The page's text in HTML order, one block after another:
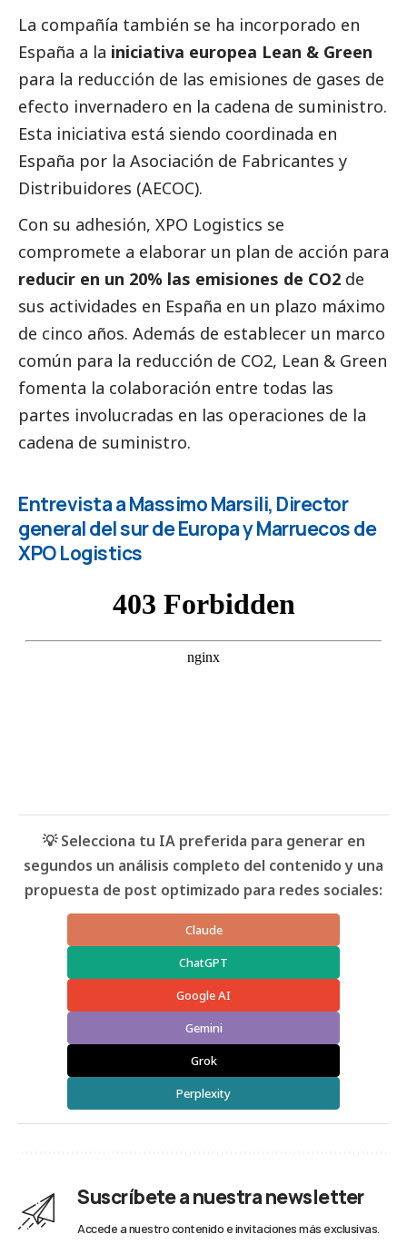
La compañía también se ha incorporado en
España a la iniciativa europea Lean & Green
para la reducción de las emisiones de gases de
efecto invernadero en la cadena de suministro.
Esta iniciativa está siendo coordinada en
España por la Asociación de Fabricantes y
Distribuidores (AECOC).
Con su adhesión, XPO Logistics se
compromete a elaborar un plan de acción para
reducir en un 20% las emisiones de CO2 de
sus actividades en España en un plazo máximo
de cinco años. Además de establecer un marco
común para la reducción de CO2, Lean & Green
fomenta la colaboración entre todas las
partes involucradas en las operaciones de la
cadena de suministro.
Entrevista a Massimo Marsili, Director
general del sur de Europa y Marruecos de
XPO Logistics
💡 Selecciona tu IA preferida para generar en
segundos un análisis completo del contenido y una
propuesta de post optimizado para redes sociales:
Claude
ChatGPT
Google AI
Gemini
Grok
Perplexity
Suscríbete a nuestra newsletter
Accede a nuestro contenido e invitaciones más exclusivas.